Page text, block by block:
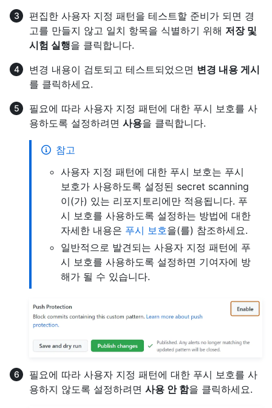
편집한 사용자 지정 패턴을 테스트할 준비가 되면 경
고를 만들지 않고 일치 항목을 식별하기 위해 저장 및
시험 실행을 클릭합니다.
변경 내용이 검토되고 테스트되었으면 변경 내용 게시
를 클릭하세요.
필요에 따라 사용자 지정 패턴에 대한 푸시 보호를 사
용하도록 설정하려면 사용을 클릭합니다.
참고
사용자 지정 패턴에 대한 푸시 보호는 푸시
보호가 사용하도록 설정된 secret scanning
이(가) 있는 리포지토리에만 적용됩니다. 푸
시 보호를 사용하도록 설정하는 방법에 대한
자세한 내용은 푸시 보호을(를) 참조하세요.
일반적으로 발견되는 사용자 지정 패턴에 푸
시 보호를 사용하도록 설정하면 기여자에 방
해가 될 수 있습니다.
필요에 따라 사용자 지정 패턴에 대한 푸시 보호를 사
용하지 않도록 설정하려면 사용 안 함을 클릭하세요.